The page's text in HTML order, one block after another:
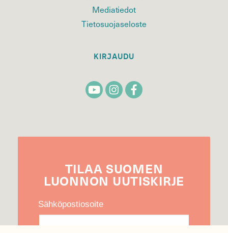
Mediatiedot
Tietosuojaseloste
KIRJAUDU
TILAA SUOMEN
LUONNON UUTIS­KIRJE
Sähköpostiosoite